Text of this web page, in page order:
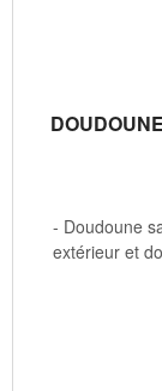
- Doudoune
extérieur et